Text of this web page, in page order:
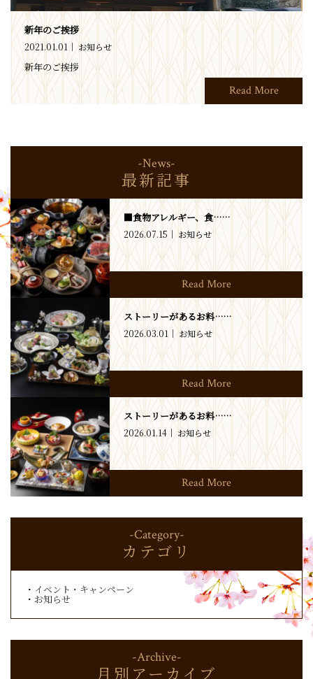
新年のご挨拶
2021.01.01 お知らせ
新年のご挨拶
Read More
-News-
最新記事
■食物アレルギー、食……
2026.07.15 お知らせ
Read More
ストーリーがあるお料……
2026.03.01 お知らせ
Read More
ストーリーがあるお料……
2026.01.14 お知らせ
Read More
-Category-
カテゴリ
イベント・キャンペーン
お知らせ
-Archive-
月別アーカイブ